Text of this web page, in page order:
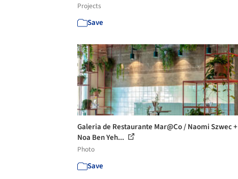
Projects
Save
Galeria de Restaurante Mar@Co / Naomi Szwec +
Noa Ben Yeh...
Photo
Save